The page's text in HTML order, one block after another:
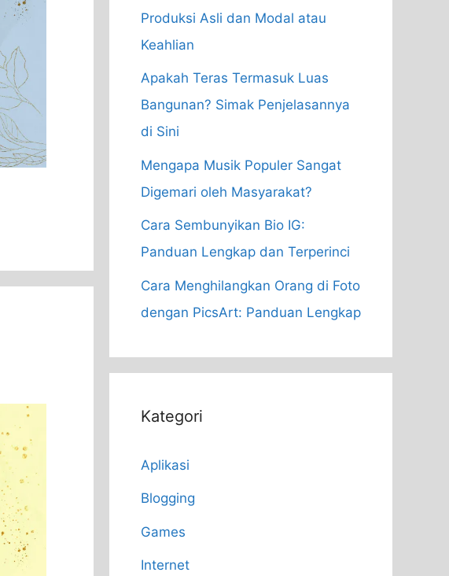
Produksi Asli dan Modal atau
Keahlian
Apakah Teras Termasuk Luas
Bangunan? Simak Penjelasannya
di Sini
Mengapa Musik Populer Sangat
Digemari oleh Masyarakat?
Cara Sembunyikan Bio IG:
Panduan Lengkap dan Terperinci
Cara Menghilangkan Orang di Foto
dengan PicsArt: Panduan Lengkap
Kategori
Aplikasi
Blogging
Games
Internet